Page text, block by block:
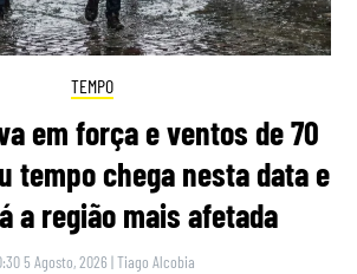
TEMPO
em força e ventos de 70
tempo chega nesta data e
a região mais afetada
5 Agosto, 2026 |Tiago Alcobia